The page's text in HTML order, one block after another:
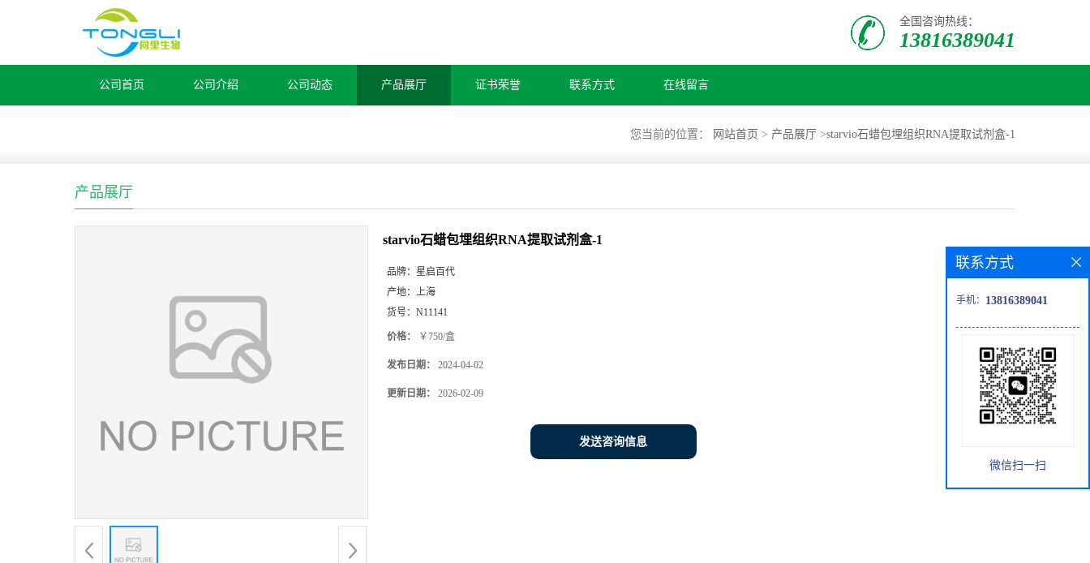
全国咨询热线：
13816389041
公司首页 公司介绍 公司动态 产品展厅 证书荣誉 联系方式 在线留言
您当前的位置： 网站首页 > 产品展厅 >starvio石蜡包埋组织RNA提取试剂盒-1
产品展厅
starvio石蜡包埋组织RNA提取试剂盒-1
品牌： 星启百代
产地： 上海
货号： N11141
价格： ￥750/盒
发布日期： 2024-04-02
更新日期： 2026-02-09
发送咨询信息
联系方式
手机： 13816389041
微信扫一扫